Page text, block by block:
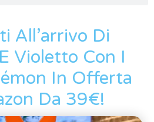
All’arrivo Di
Violetto Con I
In Offerta
Da 39€!